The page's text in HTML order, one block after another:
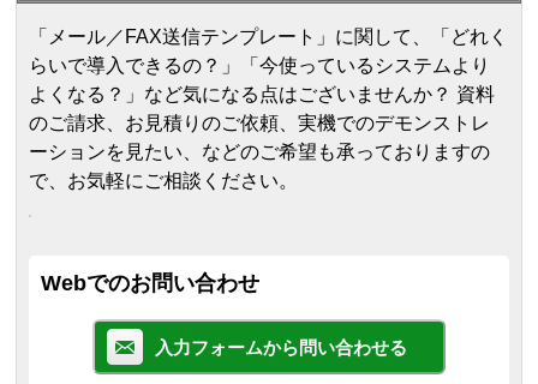
「メール／FAX送信テンプレート」に関して、「どれく
らいで導入できるの？」「今使っているシステムより
よくなる？」など気になる点はございませんか？ 資料
のご請求、お見積りのご依頼、実機でのデモンストレ
ーションを見たい、などのご希望も承っておりますの
で、お気軽にご相談ください。
Webでのお問い合わせ
入力フォームから問い合わせる